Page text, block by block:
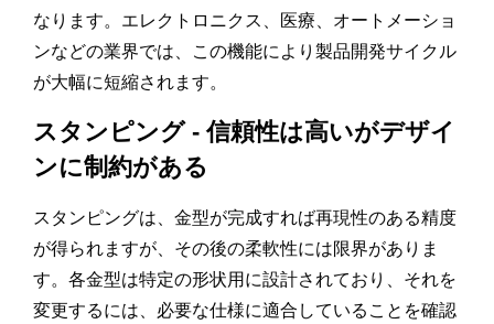
なります。エレクトロニクス、医療、オートメーショ
ンなどの業界では、この機能により製品開発サイクル
が大幅に短縮されます。
スタンピング - 信頼性は高いがデザイ
ンに制約がある
スタンピングは、金型が完成すれば再現性のある精度
が得られますが、その後の柔軟性には限界がありま
す。各金型は特定の形状用に設計されており、それを
変更するには、必要な仕様に適合していることを確認